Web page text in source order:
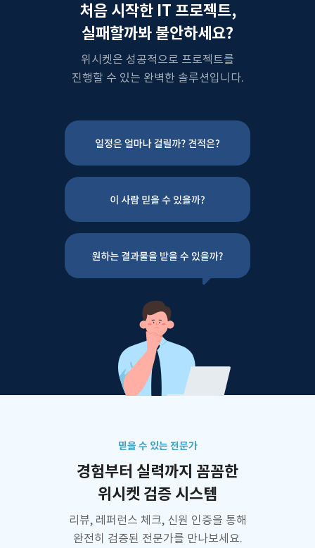
처음 시작한 IT 프로젝트,
실패할까봐 불안하세요?
위시켓은 성공적으로 프로젝트를
진행할 수 있는 완벽한 솔루션입니다.
믿을 수 있는 전문가
경험부터 실력까지 꼼꼼한
위시켓 검증 시스템
리뷰, 레퍼런스 체크, 신원 인증을 통해
완전히 검증된 전문가를 만나보세요.